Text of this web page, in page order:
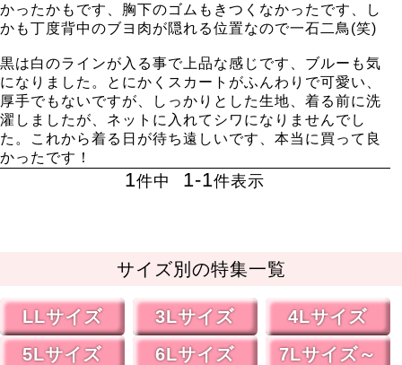
かったかもです、胸下のゴムもきつくなかったです、し
かも丁度背中のブヨ肉が隠れる位置なので一石二鳥(笑)
黒は白のラインが入る事で上品な感じです、ブルーも気
になりました。とにかくスカートがふんわりで可愛い、
厚手でもないですが、しっかりとした生地、着る前に洗
濯しましたが、ネットに入れてシワになりませんでし
た。これから着る日が待ち遠しいです、本当に買って良
かったです！
1件中 1-1件表示
サイズ別の特集一覧
LLサイズ 3Lサイズ
4Lサイズ
5Lサイズ
6Lサイズ 7Lサイズ～